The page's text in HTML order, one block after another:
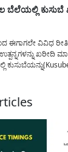
ಬೆಲೆಯಲ್ಲಿ ಕುಸುಬೆ
ಈಗಾಗಲೇ ವಿವಿಧ
ಖರೀದಿ